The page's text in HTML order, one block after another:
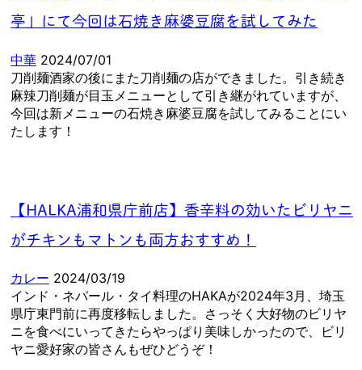
亭」にて今回は石焼き麻婆豆腐を試してみた
中華 2024/07/01
刀削麺酒家の後にまた刀削麺の店ができました。引き続き
麻辣刀削麺が目玉メニューとして引き継がれていますが、
今回は新メニューの石焼き麻婆豆腐を試してみることにい
たします！
【HALKA浦和県庁前店】香辛料の効いたビリヤニ
がチキンもマトンも両方おすすめ！
カレー 2024/03/19
インド・ネパール・タイ料理のHAKAが2024年3月、埼玉
県庁東門前に再度移転しました。さっそく大好物のビリヤ
ニを食べにいってきたらやっぱり美味しかったので、ビリ
ヤニ愛好家の皆さんもぜひどうぞ！